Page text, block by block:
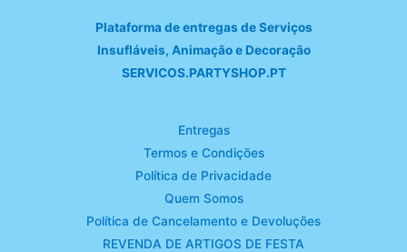
Plataforma de entregas de Serviços
Insufláveis, Animação e Decoração
SERVICOS.PARTYSHOP.PT
Entregas
Termos e Condições
Política de Privacidade
Quem Somos
Política de Cancelamento e Devoluções
REVENDA DE ARTIGOS DE FESTA